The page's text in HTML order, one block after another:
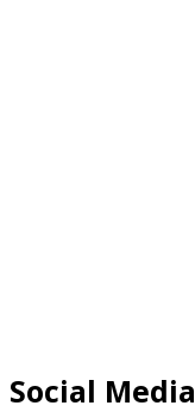
Social Media